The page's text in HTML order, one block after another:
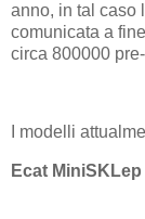
anno, in tal caso
comunicata a
circa 800000
I modelli
Ecat MiniSKLep